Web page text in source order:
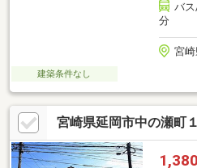
バ
分
宮
建築条件なし
宮崎県延岡市中の瀬町
1,380